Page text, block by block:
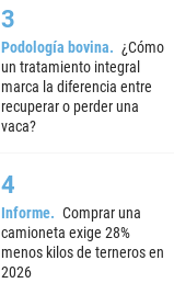
Podología bovina
¿Cómo
un tratamiento integral
marca la diferencia entre
recuperar o perder una
vaca?
Informe
Comprar una
camioneta exige 28%
menos kilos de terneros en
2026